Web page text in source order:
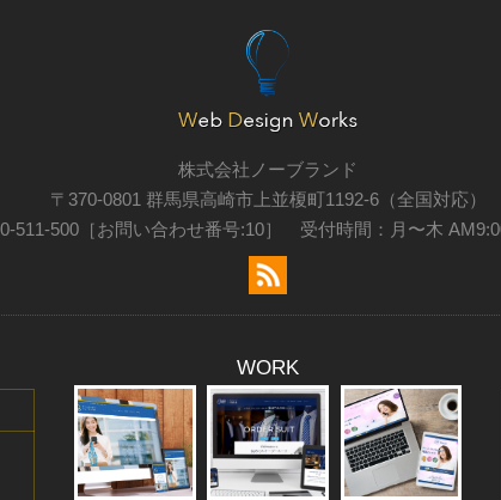
株式会社ノーブランド
〒370-0801 群馬県高崎市上並榎町1192-6（全国対応）
511-500［お問い合わせ番号:10］ 受付時間：月〜木
WORK